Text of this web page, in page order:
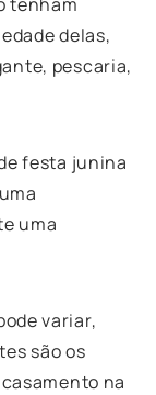
delas,
pescaria,
festa junina
uma
variar,
são os
na